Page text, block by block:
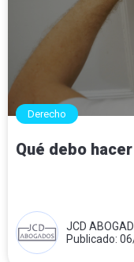
Derecho
Qué debo
JCD
Publicado: